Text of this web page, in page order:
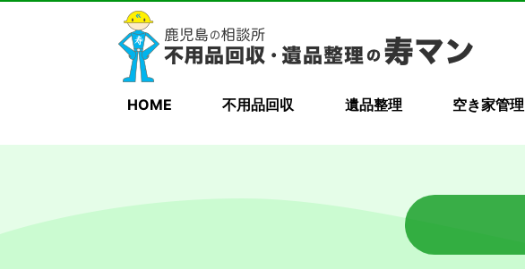
HOME 不用品回収 遺品整理 空き家管理